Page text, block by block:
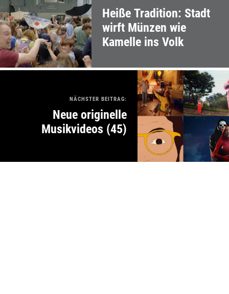
Heiße Tradition: Stadt
wirft Münzen wie
Kamelle ins Volk
NÄCHSTER BEITRAG:
Neue originelle
Musikvideos (45)